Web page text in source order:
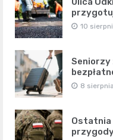
10
Seniorzy
8
Ostatnia